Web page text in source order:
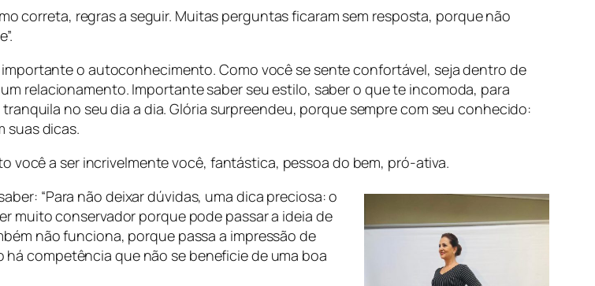
correta, regras a seguir. Muitas perguntas ficaram sem resposta, porque não
o autoconhecimento. Como você se sente confortável, seja dentro de
relacionamento. Importante saber seu estilo, saber o que te incomoda, para
no seu dia a dia. Glória surpreendeu, porque sempre com seu conhecido:
suas dicas.
você a ser incrivelmente você, fantástica, pessoa do bem, pró-ativa.
“Para não deixar dúvidas, uma dica preciosa: o
muito conservador porque pode passar a ideia de
não funciona, porque passa a impressão de
competência que não se beneficie de uma boa